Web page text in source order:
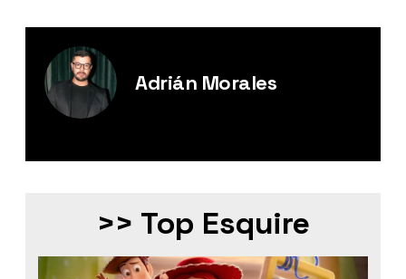
Adrián Morales
>> Top Esquire